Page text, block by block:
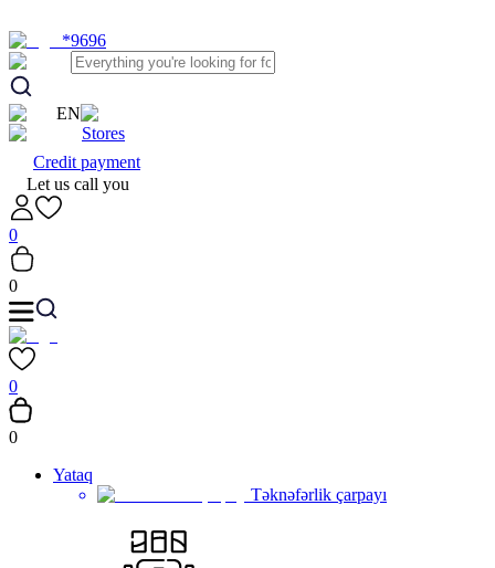
*9696
EN
Stores
Credit payment
Let us call you
0
0
0
0
Yataq
Təknəfərlik çarpayı